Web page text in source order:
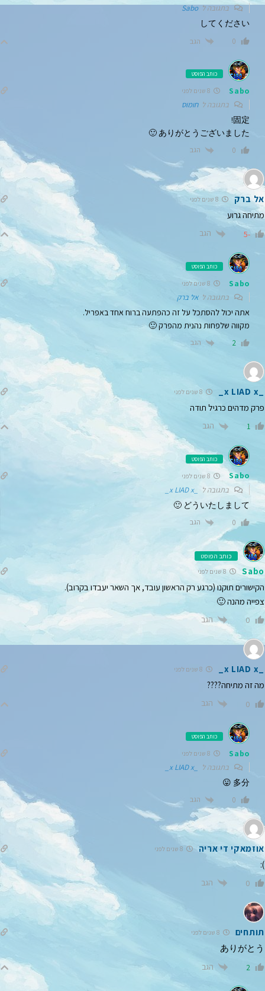
בתגובה לSabo
してください
0 הגב
כותב הפוסט
Sabo
בתגובה לחומוס
固定!
ありがとうございました 🙂
0 הגב
אל ברק 8 שנים לפני
מתיחה גרוע
-5 הגב
כותב הפוסט
Sabo
בתגובה לאל ברק
אתה יכול להסתכל על זה כהפתעה ברוח אחד באפריל.
מקווה שלפחות נהנית מהפרק 🙂
2 הגב
8 שנים לפני
פרק מדהים כרגיל תודה
1 הגב
כותב הפוסט
Sabo
בתגובה ל _x LIAD x_
どういたしまして 🙂
0 הגב
כותב הפוסט
Sabo 8 שנים לפני
הקישורים תוקנו (כרגע רק הראשון עובד, אך השאר יעבדו בקרוב).
צפייה מהנה 🙂
0 הגב
8 שנים לפני
מה זה מתיחה????
0 הגב
כותב הפוסט
Sabo
בתגובה ל _x LIAD x_
多分 😛
0 הגב
אוזמאקי די אריה 8 שנים לפני
):
0 הגב
תותחים 8 שנים לפני
ありがとう
2 הגב